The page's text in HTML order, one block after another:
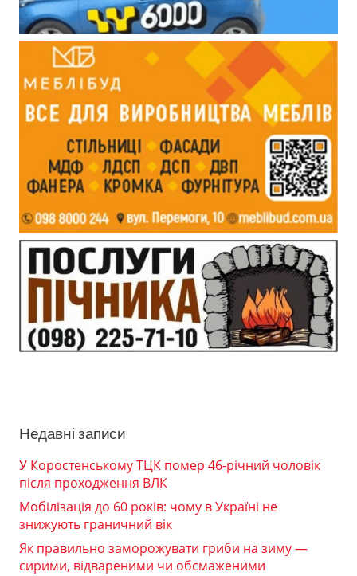
Недавні записи
У Коростенському ТЦК помер 46-річний чоловік
після проходження ВЛК
Мобілізація до 60 років: чому в Україні не
знижують граничний вік
Як правильно заморожувати гриби на зиму —
сирими, відвареними чи обсмаженими